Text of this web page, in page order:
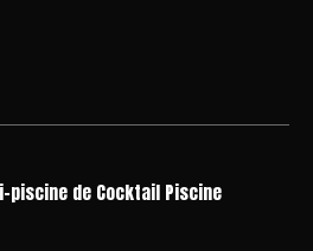
piscine de Cocktail Piscine